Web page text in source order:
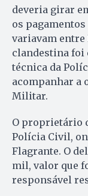
deveria girar
os
variavam entre
clandestina foi
técnica da
acompanhar a
Militar.
O proprietário
Polícia Civil,
Flagrante. O
mil, valor que
responsável